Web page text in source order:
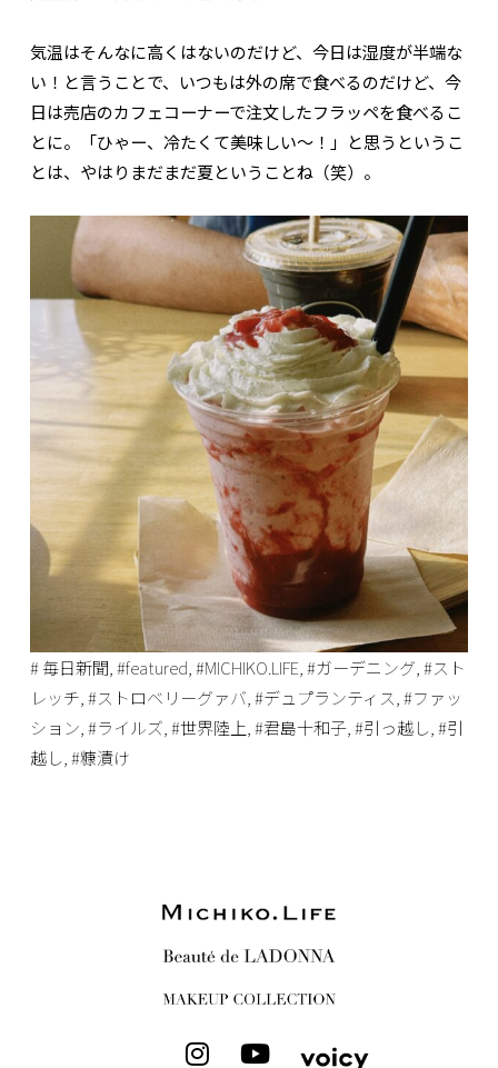
気温はそんなに高くはないのだけど、今日は湿度が半端な
い！と言うことで、いつもは外の席で食べるのだけど、今
日は売店のカフェコーナーで注文したフラッペを食べるこ
とに。「ひゃー、冷たくて美味しい〜！」と思うというこ
とは、やはりまだまだ夏ということね（笑）。
# 毎日新聞,#featured,#MICHIKO.LIFE,#ガーデニング,#スト
レッチ,#ストロベリーグァバ,#デュプランティス,#ファッ
ション,#ライルズ,#世界陸上,#君島十和子,#引っ越し,#引
越し,#糠漬け
I Y